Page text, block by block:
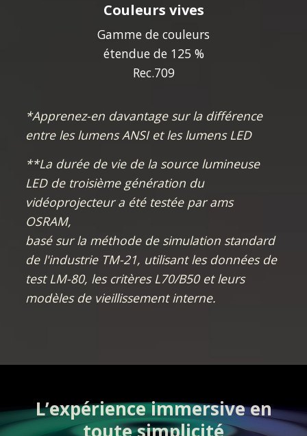
Couleurs vives
Gamme de couleurs
étendue de 125 %
Rec.709
*Apprenez-en davantage sur la différence
entre les lumens ANSI et les lumens LED​
**La durée de vie de la source lumineuse
LED de troisième génération du
vidéoprojecteur a été testée par ams
OSRAM,
basé sur la méthode de simulation standard
de l'industrie TM-21, utilisant les données de
test LM-80, les critères L70/B50 et leurs
modèles de vieillissement interne.
L’expérience immersive en